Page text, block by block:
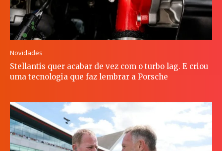
Novidades
Stellantis quer acabar de vez com o turbo lag. E criou
uma tecnologia que faz lembrar a Porsche